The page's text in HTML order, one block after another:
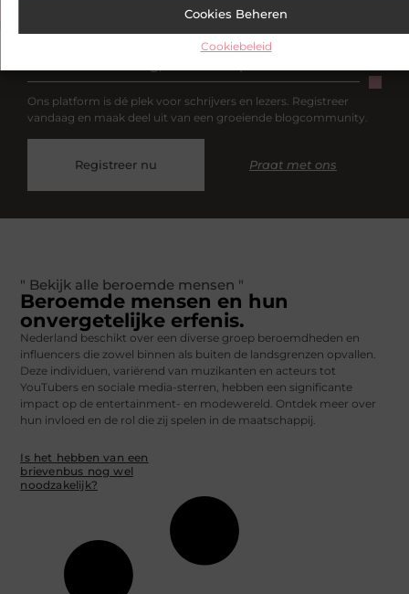
Cookies Beheren
Cookiebeleid
Ons platform is dé plek voor schrijvers en lezers. Registreer
vandaag en maak deel uit van een groeiende blogcommunity.
Registreer nu Praat met ons
" Bekijk alle beroemde mensen "
Beroemde mensen en hun
onvergetelijke erfenis.
Nederland beschikt over een diverse groep beroemdheden en
influencers die zowel binnen als buiten de landsgrenzen opvallen.
Deze individuen, variërend van muzikanten en acteurs tot
YouTubers en sociale media-sterren, hebben een significante
impact op de entertainment- en modewereld. Ontdek meer over
hun invloed en de rol die zij spelen in de maatschappij.
Is het hebben van een
brievenbus nog wel
noodzakelijk?